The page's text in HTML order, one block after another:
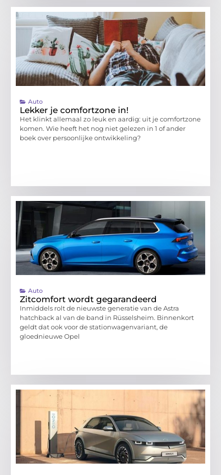
Auto
Lekker je comfortzone in!
Het klinkt allemaal zo leuk en aardig: uit je comfortzone
komen. Wie heeft het nog niet gelezen in 1 of ander
boek over persoonlijke ontwikkeling?
Auto
Zitcomfort wordt gegarandeerd
Inmiddels rolt de nieuwste generatie van de Astra
hatchback al van de band in Rüsselsheim. Binnenkort
geldt dat ook voor de stationwagenvariant, de
gloednieuwe Opel